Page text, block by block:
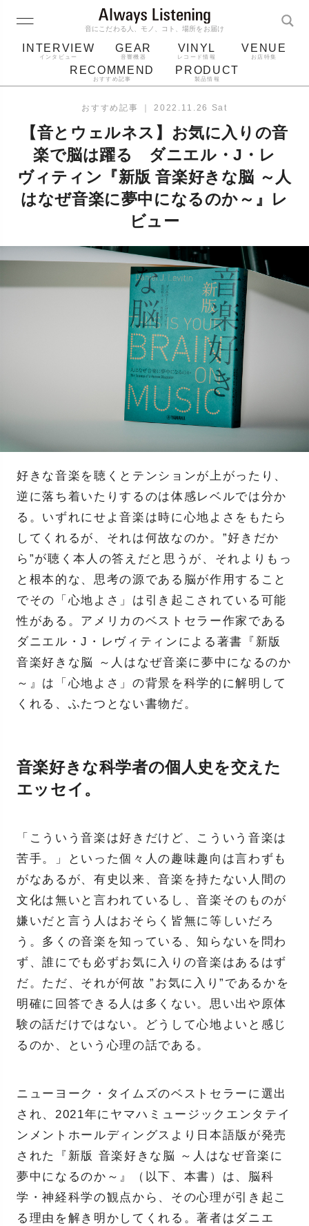
音にこだわる人、モノ、コト、場所をお届け
INTERVIEW
インタビュー
GEAR
音響機器
VINYL
レコード情報
VENUE
お店特集
RECOMMEND
おすすめ記事
PRODUCT
製品情報
bluetooth アルバム
レコード針
おすすめ記事 ｜ 2022.11.26 Sat
【音とウェルネス】お気に入りの音
楽で脳は躍る ダニエル・J・レ
ヴィティン『新版 音楽好きな脳 ～人
はなぜ音楽に夢中になるのか～』レ
ビュー
好きな音楽を聴くとテンションが上がったり、
逆に落ち着いたりするのは体感レベルでは分か
る。いずれにせよ音楽は時に心地よさをもたら
してくれるが、それは何故なのか。”好きだか
ら”が聴く本人の答えだと思うが、それよりもっ
と根本的な、思考の源である脳が作用すること
でその「心地よさ」は引き起こされている可能
性がある。アメリカのベストセラー作家である
ダニエル・J・レヴィティンによる著書『新版
音楽好きな脳 ～人はなぜ音楽に夢中になるのか
～』は「心地よさ」の背景を科学的に解明して
くれる、ふたつとない書物だ。
音楽好きな科学者の個人史を交えた
エッセイ。
「こういう音楽は好きだけど、こういう音楽は
苦手。」といった個々人の趣味趣向は言わずも
がなあるが、有史以来、音楽を持たない人間の
文化は無いと言われているし、音楽そのものが
嫌いだと言う人はおそらく皆無に等しいだろ
う。多くの音楽を知っている、知らないを問わ
ず、誰にでも必ずお気に入りの音楽はあるはず
だ。ただ、それが何故 ”お気に入り”であるかを
明確に回答できる人は多くない。思い出や原体
験の話だけではない。どうして心地よいと感じ
るのか、という心理の話である。
ニューヨーク・タイムズのベストセラーに選出
され、2021年にヤマハミュージックエンタテイ
ンメントホールディングスより日本語版が発売
された『新版 音楽好きな脳 ～人はなぜ音楽に
夢中になるのか～』（以下、本書）は、脳科
学・神経科学の観点から、その心理が引き起こ
る理由を解き明かしてくれる。著者はダニエ